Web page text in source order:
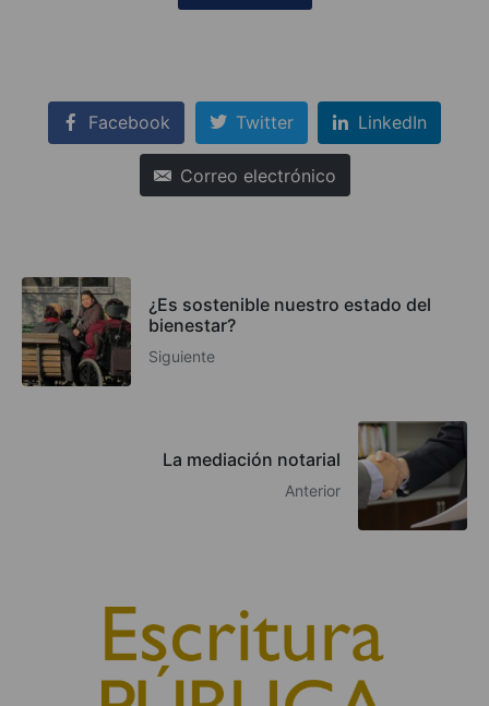
Facebook Twitter LinkedIn
Correo electrónico
¿Es sostenible nuestro estado del
bienestar?
Siguiente
La mediación notarial
Anterior